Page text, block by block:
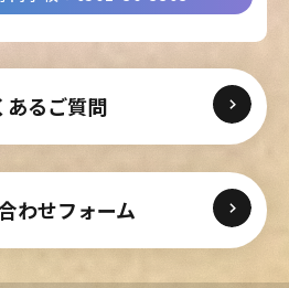
あるご質問
わせフォーム